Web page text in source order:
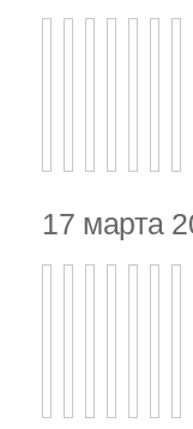
17 марта